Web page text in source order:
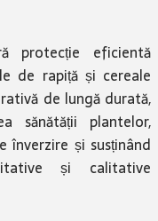
protecție eficientă
de rapiță și cereale
de lungă durată,
sănătății plantelor,
și susținând
și calitative